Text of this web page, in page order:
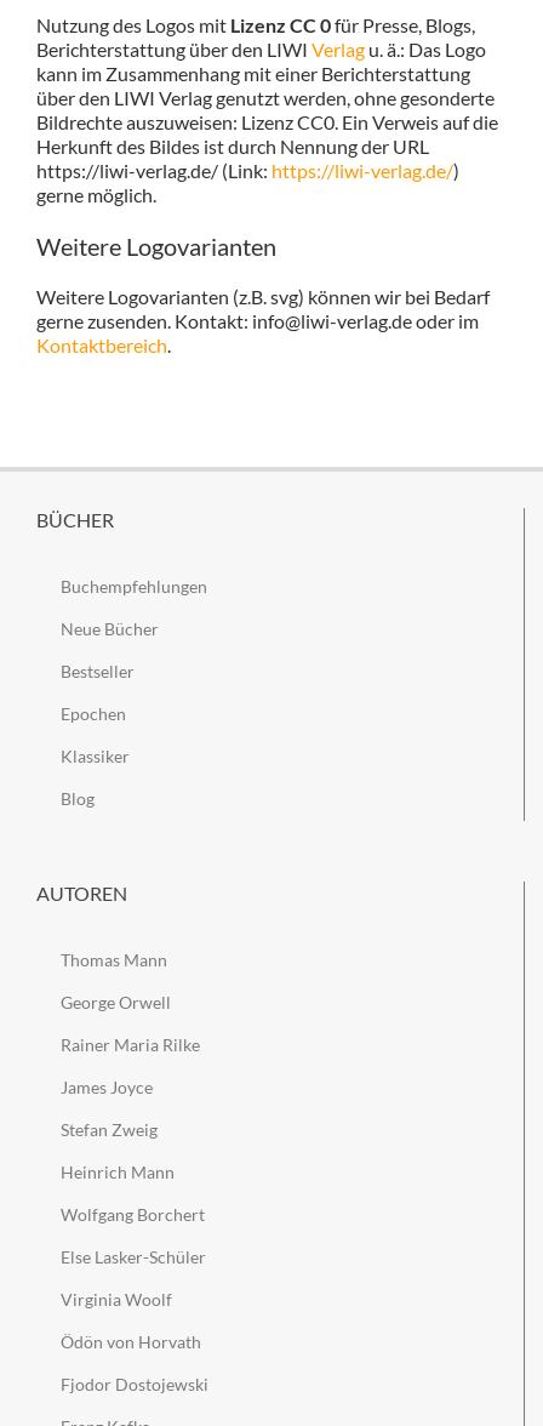
Nutzung des Logos mit Lizenz CC 0für Presse, Blogs,
Berichterstattung über den LIWI Verlagu. ä.: Das Logo
kann im Zusammenhang mit einer Berichterstattung
über den LIWI Verlag genutzt werden, ohne gesonderte
Bildrechte auszuweisen: Lizenz CC0. Ein Verweis auf die
Herkunft des Bildes ist durch Nennung der URL
https://liwi-verlag.de/ (Link: https://liwi-verlag.de/)
gerne möglich.
Weitere Logovarianten
Weitere Logovarianten (z.B. svg) können wir bei Bedarf
gerne zusenden. Kontakt: info@liwi-verlag.de oder im
Kontaktbereich.
BÜCHER
Buchempfehlungen
Neue Bücher
Bestseller
Epochen
Klassiker
Blog
AUTOREN
Thomas Mann
George Orwell
Rainer Maria Rilke
James Joyce
Stefan Zweig
Heinrich Mann
Wolfgang Borchert
Else Lasker-Schüler
Virginia Woolf
Ödön von Horvath
Fjodor Dostojewski